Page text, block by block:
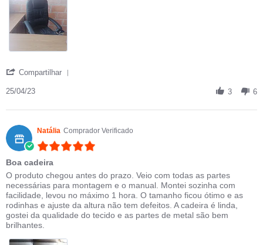
Compartilhar
25/04/23 3 6
Natália Comprador Verificado
Boa cadeira
Review by Natália on 19 Aug 2021
review stating Boa cadeira
O produto chegou antes do prazo. Veio com todas as partes
necessárias para montagem e o manual. Montei sozinha com
facilidade, levou no máximo 1 hora. O tamanho ficou ótimo e as
rodinhas e ajuste da altura não tem defeitos. A cadeira é linda,
gostei da qualidade do tecido e as partes de metal são bem
brilhantes.